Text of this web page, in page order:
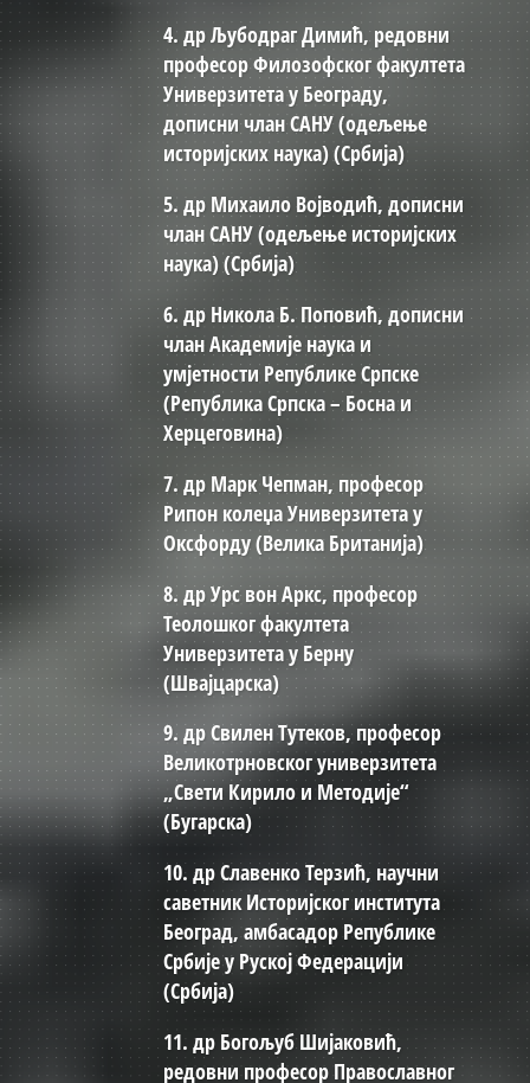
4. др Љубодраг Димић, редовни
професор Филозофског факултета
Универзитета у Београду,
дописни члан САНУ (одељење
историјских наука) (Србија)
5. др Михаило Војводић, дописни
члан САНУ (одељење историјских
наука) (Србија)
6. др Никола Б. Поповић, дописни
члан Академије наука и
умјетности Републике Српске
(Република Српска – Босна и
Херцеговина)
7. др Марк Чепман, професор
Рипон колеџа Универзитета у
Оксфорду (Велика Британија)
8. др Урс вон Аркс, професор
Теолошког факултета
Универзитета у Берну
(Швајцарска)
9. др Свилен Тутеков, професор
Великотрновског универзитета
„Свети Кирило и Методије“
(Бугарска)
10. др Славенко Терзић, научни
саветник Историјског института
Београд, амбасадор Републике
Србије у Руској Федерацији
(Србија)
11. др Богољуб Шијаковић,
редовни професор Православног